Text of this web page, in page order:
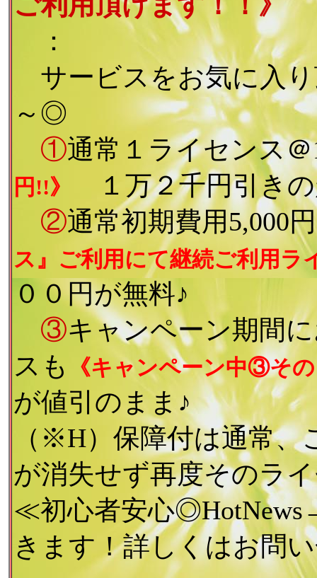
：
サービスをお気に入
～◎
①通常１ライセンス＠
円!!》
１万２千円引き
②通常初期費用5,000
ス』ご利用にて継続ご利用ラ
００円が無料♪
③キャンペーン期間
スも
《キャンペーン中③そ
が値引のまま♪
（※H）保障付は通常
が消失せず再度そのラ
≪初心者安心
きます！詳しくはお問